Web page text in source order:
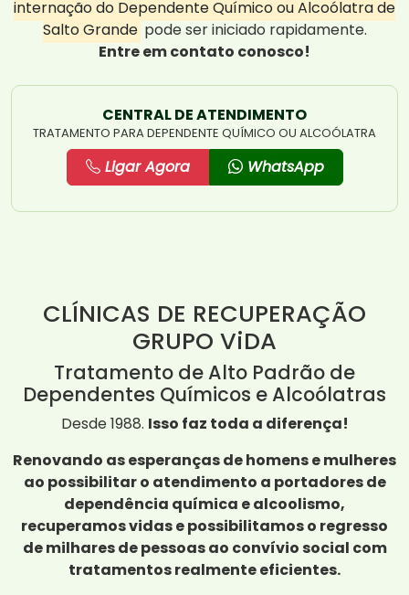
internação do Dependente Químico ou Alcoólatra de
Salto Grande pode ser iniciado rapidamente.
Entre em contato conosco!
CENTRAL DE ATENDIMENTO
TRATAMENTO PARA DEPENDENTE QUÍMICO OU ALCOÓLATRA
Ligar Agora WhatsApp
CLÍNICAS DE RECUPERAÇÃO
GRUPO ViDA
Tratamento de Alto Padrão de
Dependentes Químicos e Alcoólatras
Desde 1988. Isso faz toda a diferença!
Renovando as esperanças de homens e mulheres
ao possibilitar o atendimento a portadores de
dependência química e alcoolismo,
recuperamos vidas e possibilitamos o regresso
de milhares de pessoas ao convívio social com
tratamentos realmente eficientes.